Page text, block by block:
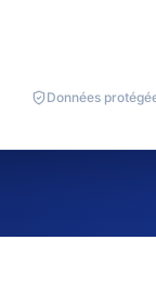
Données